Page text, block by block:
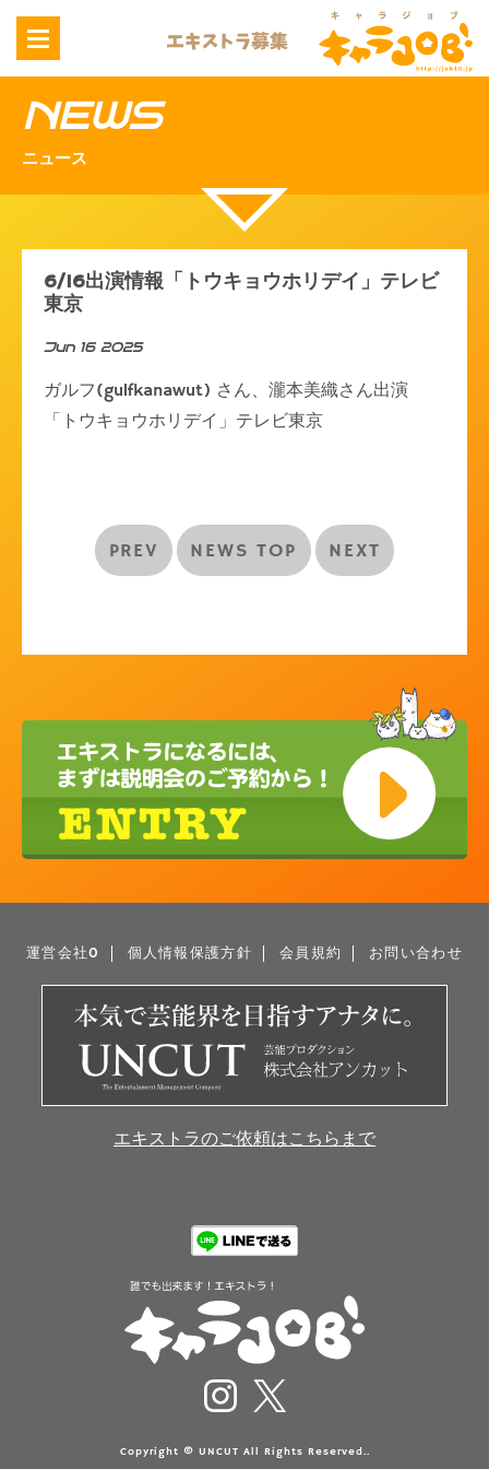
NEWS
ニュース
6/16出演情報「トウキョウホリデイ」テレビ
東京
Jun 16 2025
ガルフ(gulfkanawut) さん、瀧本美織さん出演
「トウキョウホリデイ」テレビ東京
PREV NEWS TOP NEXT
運営会社0 個人情報保護方針 会員規約 お問い合わせ
エキストラのご依頼はこちらまで
Copyright © UNCUT All Rights Reserved..